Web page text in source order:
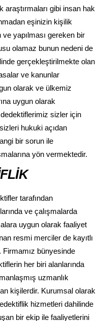
araştırmaları gibi insan hak
eşinizin kişilik
ve yapılması gereken bir
olamaz bunun nedeni de
gerçekleştirilmekte olan
ve kanunlar
olarak ve ülkemiz
uygun olarak
sizler için
hukuki açıdan
bir sorun ile
yön vermektedir.
tarafından
ve çalışmalarda
uygun olarak faaliyet
resmi merciler de kayıtlı
bünyesinde
her biri alanlarında
uzmanlık
kişilerdir. Kurumsal olarak
hizmetleri dahilinde
bir ekip ile faaliyetlerini